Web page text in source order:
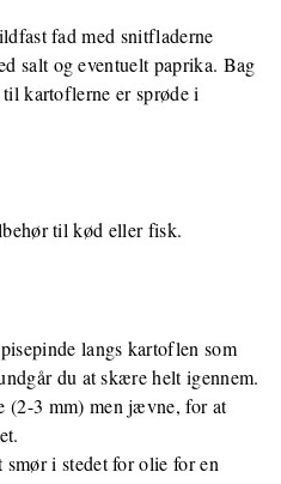
fad med snitfladerne
salt og eventuelt paprika. Bag
kartoflerne er sprøde i
til kød eller fisk.
langs kartoflen som
du at skære helt igennem.
(2-3 mm) men jævne, for at
smør i stedet for olie for en